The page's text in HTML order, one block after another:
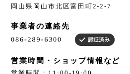
岡山県岡山市北区富田町2-2-7
事業者の連絡先
営業時間・ショップ情報など